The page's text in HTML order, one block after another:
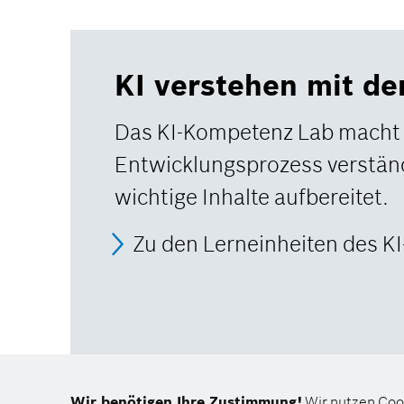
KI verstehen mit
Das KI-Kompetenz Lab
Entwicklungsprozess
wichtige Inhalte aufbereitet.
Zu den Lerneinheiten des